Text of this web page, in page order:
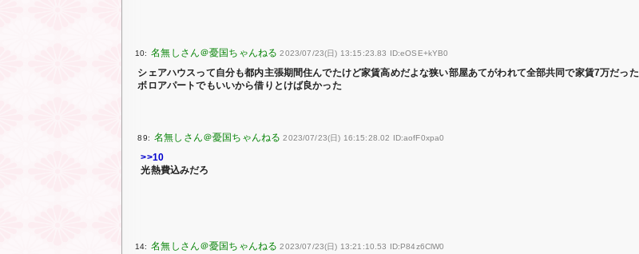
10: 2023/07/23(日) 13:15:23.83 ID:eOSE+kYB0
シェアハウスって自分も都内主張期間住んでたけど家賃高めだよな狭い部屋あてがわれて全部共同で家賃7万だった
ボロアパートでもいいから借りとけば良かった
89: 2023/07/23(日) 16:15:28.02 ID:aofF0xpa0
>>10
光熱費込みだろ
14: 2023/07/23(日) 13:21:10.53 ID:P84z6ClW0